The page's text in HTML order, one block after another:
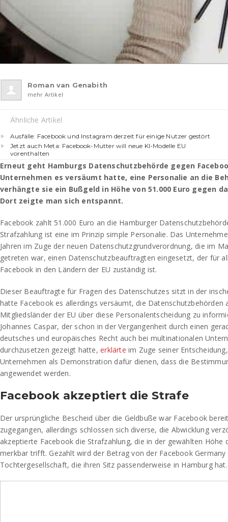
Roman van Genabith
mehr Artikel
Ähnliche Artikel
Ausfälle: Facebook und Instagram derzeit für einige Nutzer gestört
Jetzt auch Meta: Facebook-Mutter will neue KI-Modelle EU
vorenthalten
Erneut geht Hamburgs Datenschutzbehörde gegen
Unternehmen es versäumt hatte, eine Personalie an die
verhängte sie ein Bußgeld in Höhe von 51.000 Euro gegen
Dort zeigte man sich entspannt.
Facebook zahlt 51.000 Euro an die Hamburger
Strafzahlung ist eine im Prinzip simple Personalie. Das
Jahren im Zuge der neuen Datenschutzgrundverordnung, die im
getreten war, einen Datenschutzbeauftragten eingesetzt, der für
Facebook in den Ländern der EU zuständig ist.
Dieser Beauftragte für Fragen des Datenschutzes sitzt in der
hatte Facebook es allerdings versäumt, die Datenschutzbehörden
Mitgliedsländer der EU über diese Personalentscheidung zu
Johannes Caspar, der schon in der Vergangenheit durch einen
deutsches und europäisches Recht auch bei multinationalen
durchzusetzen gezeigt hatte,erklärte im Zuge seiner
Unternehmen als Demonstration dafür dienen, dass die
angewendet werden.
Facebook akzeptiert die Strafe
Der ursprüngliche Bescheid über die Geldbuße war Facebook
zugegangen, allerdings schlossen sich diverse, die Abwicklung
akzeptierte Facebook die Strafzahlung, die in der gewählten Höhe
merkbar trifft. Gezahlt wird der Betrag von der Facebook Germany
Tochtergesellschaft, die ihren Sitz passenderweise in Hamburg hat.